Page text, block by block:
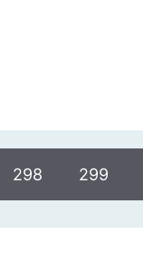
298 299